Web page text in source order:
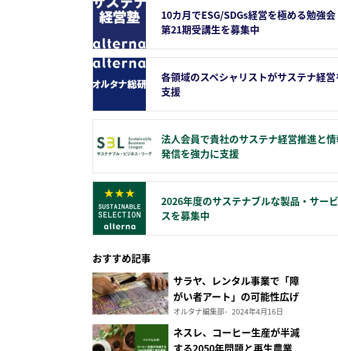
10カ月でESG/SDGs経営を極める勉強
第21期受講生を募集中
各領域のスペシャリストがサステナ経
支援
法人会員で貴社のサステナ経営推進と
発信を強力に支援
2026年度のサステナブルな製品・サービ
スを募集中
おすすめ記事
サラヤ、レンタル事業で「障
がい者アート」の可能性広げ
る
オルタナ編集部 2024年4月16日
ネスレ、コーヒー生産が半減
する2050年問題と再生農業